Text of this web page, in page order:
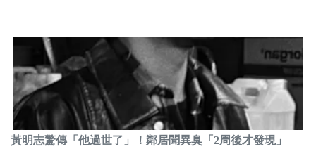
黃明志驚傳「他過世了」！鄰居聞異臭「2周後才發現」